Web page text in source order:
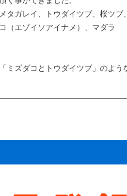
タガレイ、トウダイツブ、桜ツブ、
（エゾイソアイナメ）、マダラ
ズダコとトウダイツブ」のよう